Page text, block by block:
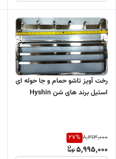
رخت آویز تاشو حمام و جا حوله ای
استیل برند های شن Hyshin
8,213,000
27%
5,995,000